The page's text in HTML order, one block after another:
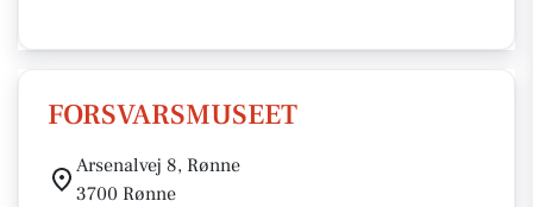
FORSVARSMUSEET
Arsenalvej 8, Rønne
3700 Rønne